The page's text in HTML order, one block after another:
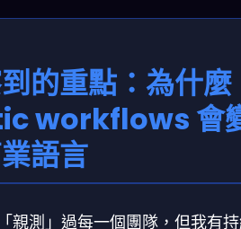
的重點：為什麼
workflows 會
語言
親測」過每一個團隊，但我有